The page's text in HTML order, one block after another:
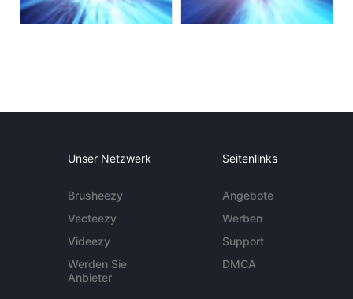
Unser Netzwerk
Brusheezy
Vecteezy
Videezy
Werden Sie
Anbieter
Seitenlinks
Angebote
Werben
Support
DMCA